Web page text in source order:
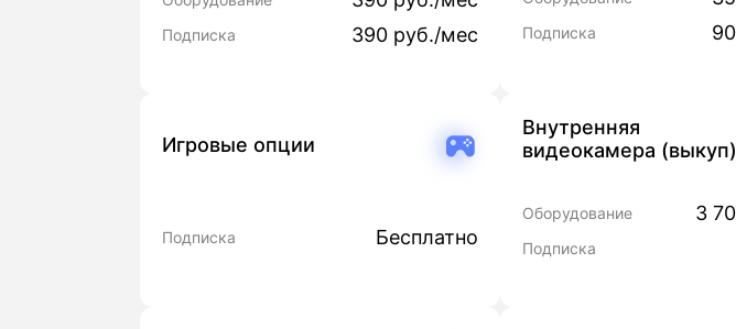
Подписка 390 руб./мес Подписка
Игровые опции
Подписка Бесплатно
Внутренняя
видеокамера (выкуп)
Оборудование 3
Подписка